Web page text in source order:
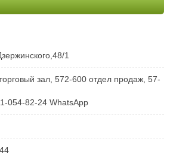
для животных.
1
зал, 572-600 отдел продаж, 57-
054-82-24 WhatsApp